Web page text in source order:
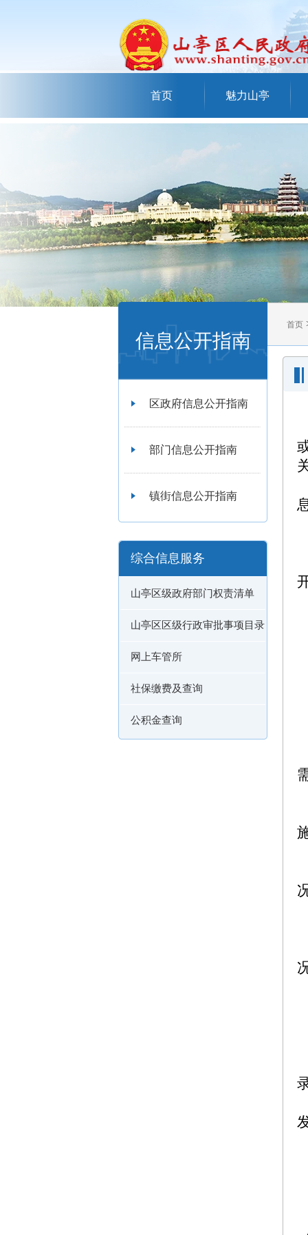
首页 魅力山亭
信息公开指南
区政府信息公开指南
部门信息公开指南
镇街信息公开指南
综合信息服务
山亭区级政府部门权责清单
山亭区区级行政审批事项目录
网上车管所
社保缴费及查询
公积金查询
首页